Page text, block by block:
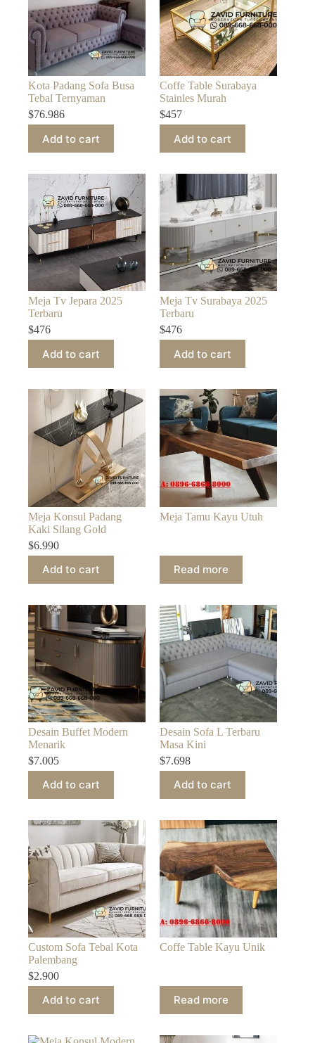
Kota Padang Sofa Busa
Tebal Ternyaman
$76.986
Add to cart
Coffe Table Surabaya
Stainles Murah
$457
Add to cart
Meja Tv Jepara 2025
Terbaru
$476
Add to cart
Meja Tv Surabaya 2025
Terbaru
$476
Add to cart
Meja Konsul Padang
Kaki Silang Gold
$6.990
Add to cart
Meja Tamu Kayu Utuh
Read more
Desain Buffet Modern
Menarik
$7.005
Add to cart
Desain Sofa L Terbaru
Masa Kini
$7.698
Add to cart
Custom Sofa Tebal Kota
Palembang
$2.900
Add to cart
Coffe Table Kayu Unik
Read more